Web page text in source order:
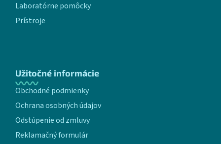
Laboratórne pomôcky
Prístroje
Užitočné informácie
Obchodné podmienky
Ochrana osobných údajov
Odstúpenie od zmluvy
Reklamačný formulár